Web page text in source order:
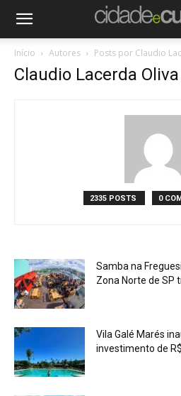
Início Autores Posts por Claudio
Claudio Lacerda Oliva
2335 POSTS 0
Samba na
Zona Norte de SP
Vila Galé Marés
investimento de R$